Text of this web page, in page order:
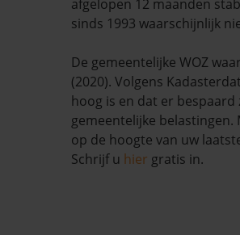
afgelopen 12 maanden
sinds 1993 waarschijnlijk
De gemeentelijke WOZ
(2020). Volgens
hoog is en dat er
gemeentelijke belastingen.
op de hoogte van uw
Schrijf u hier gratis in.